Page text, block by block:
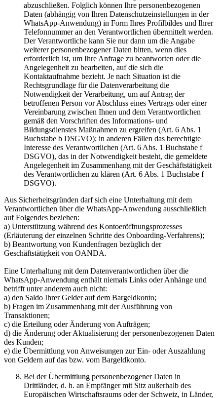
abzuschließen. Folglich können Ihre personenbezogenen
Daten (abhängig von Ihren Datenschutzeinstellungen in der
WhatsApp-Anwendung) in Form Ihres Profilbildes und Ihrer
Telefonnummer an den Verantwortlichen übermittelt werden.
Der Verantwortliche kann Sie nur dann um die Angabe
weiterer personenbezogener Daten bitten, wenn dies
erforderlich ist, um Ihre Anfrage zu beantworten oder die
Angelegenheit zu bearbeiten, auf die sich die
Kontaktaufnahme bezieht. Je nach Situation ist die
Rechtsgrundlage für die Datenverarbeitung die
Notwendigkeit der Verarbeitung, um auf Antrag der
betroffenen Person vor Abschluss eines Vertrags oder einer
Vereinbarung zwischen Ihnen und dem Verantwortlichen
gemäß den Vorschriften des Informations- und
Bildungsdienstes Maßnahmen zu ergreifen (Art. 6 Abs. 1
Buchstabe b DSGVO); in anderen Fällen das berechtigte
Interesse des Verantwortlichen (Art. 6 Abs. 1 Buchstabe f
DSGVO), das in der Notwendigkeit besteht, die gemeldete
Angelegenheit im Zusammenhang mit der Geschäftstätigkeit
des Verantwortlichen zu klären (Art. 6 Abs. 1 Buchstabe f
DSGVO).
Aus Sicherheitsgründen darf sich eine Unterhaltung mit dem
Verantwortlichen über die WhatsApp-Anwendung ausschließlich
auf Folgendes beziehen:
a) Unterstützung während des Kontoeröffnungsprozesses
(Erläuterung der einzelnen Schritte des Onboarding-Verfahrens);
b) Beantwortung von Kundenfragen bezüglich der
Geschäftstätigkeit von OANDA.
Eine Unterhaltung mit dem Datenverantwortlichen über die
WhatsApp-Anwendung enthält niemals Links oder Anhänge und
betrifft unter anderem auch nicht:
a) den Saldo Ihrer Gelder auf dem Bargeldkonto;
b) Fragen im Zusammenhang mit der Ausführung von
Transaktionen;
c) die Erteilung oder Änderung von Aufträgen;
d) die Änderung oder Aktualisierung der personenbezogenen Daten
des Kunden;
e) die Übermittlung von Anweisungen zur Ein- oder Auszahlung
von Geldern auf das bzw. vom Bargeldkonto.
Bei der Übermittlung personenbezogener Daten in
Drittländer, d. h. an Empfänger mit Sitz außerhalb des
Europäischen Wirtschaftsraums oder der Schweiz, in Länder,